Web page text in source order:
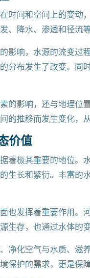
时间和空间上的变动
、降水、渗透和径流
影响，水源的流变过
分布发生了改变。同
的影响，还与地理位
的推移而发生变化，
价值
着极其重要的地位。
生长和繁衍。丰富的
也发挥着重要作用。
生存，也通过水体的
净化空气与水质、滋
保护的需求，更是保